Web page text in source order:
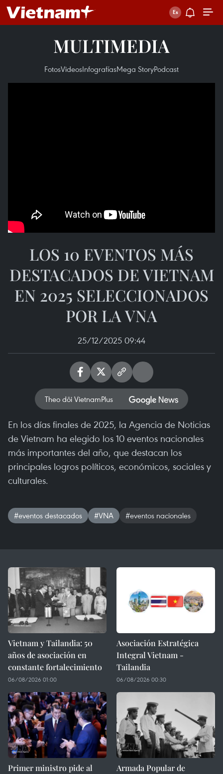
MULTIMEDIA
FotosVideosInfografíasMega StoryPodcast
LOS 10 EVENTOS MÁS
DESTACADOS DE VIETNAM
EN 2025 SELECCIONADOS
POR LA VNA
25/12/2025 09:44
Theo dõi VietnamPlus
En los días finales de 2025, la Agencia de Noticias
de Vietnam ha elegido los 10 eventos nacionales
más importantes del año, que destacan los
principales logros políticos, económicos, sociales y
culturales.
#eventos destacados #VNA #eventos nacionales
Vietnam y Tailandia: 50
años de asociación en
constante fortalecimiento
06/08/2026 01:00
Asociación Estratégica
Integral Vietnam -
Tailandia
06/08/2026 00:30
Primer ministro pide al
Armada Popular de